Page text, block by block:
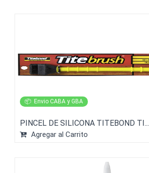
📦 Envio CABA y GBA
PINCEL DE SILICONA TITEBOND TI...
Agregar al Carrito